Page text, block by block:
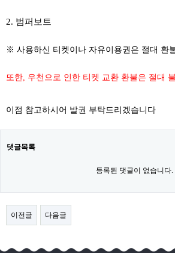
2. 범퍼보트
※ 사용하신 티켓이나 자유이용권은 절대 환
또한, 우천으로 인한 티켓 교환 환불은 절대
이점 참고하시어 발권 부탁드리겠습니다
댓글목록
등록된 댓글이 없습니다.
이전글 다음글